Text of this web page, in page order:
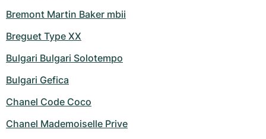
Bremont Martin Baker mbii
Breguet Type XX
Bulgari Bulgari Solotempo
Bulgari Gefica
Chanel Code Coco
Chanel Mademoiselle Prive